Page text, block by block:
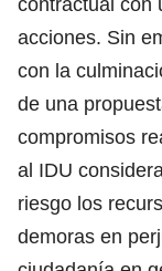
acciones. Sin
con la
de una
compromisos
al IDU
riesgo los
demoras en